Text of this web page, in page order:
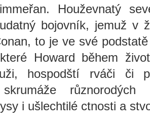
Houževnatý
bojovník, jemuž v
to je ve své
Howard během
hospodští rváči či
i ušlechtilé ctnosti a